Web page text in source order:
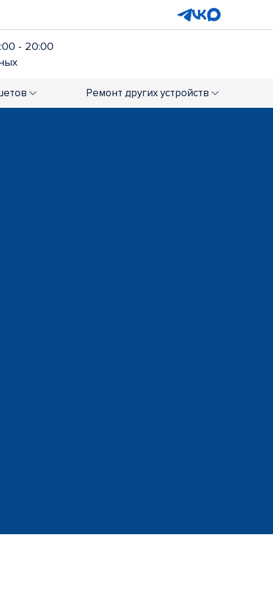
- 20:00
Ремонт других устройств